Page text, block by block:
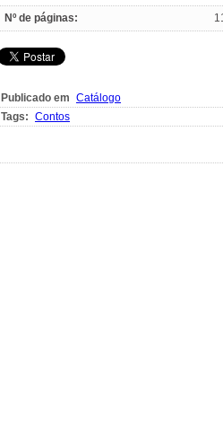
Nº de páginas:
Publicado em Catálogo
Tags: Contos